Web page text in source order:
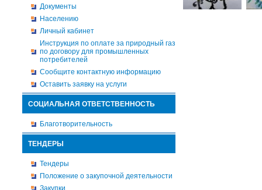
Документы
Населению
Личный кабинет
Инструкция по оплате за природный газ
по договору для промышленных
потребителей
Сообщите контактную информацию
Оставить заявку на услуги
СОЦИАЛЬНАЯ ОТВЕТСТВЕННОСТЬ
Благотворительность
ТЕНДЕРЫ
Тендеры
Положение о закупочной деятельности
Закупки